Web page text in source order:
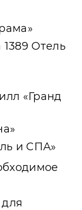
Отель
«Гранд
и СПА»